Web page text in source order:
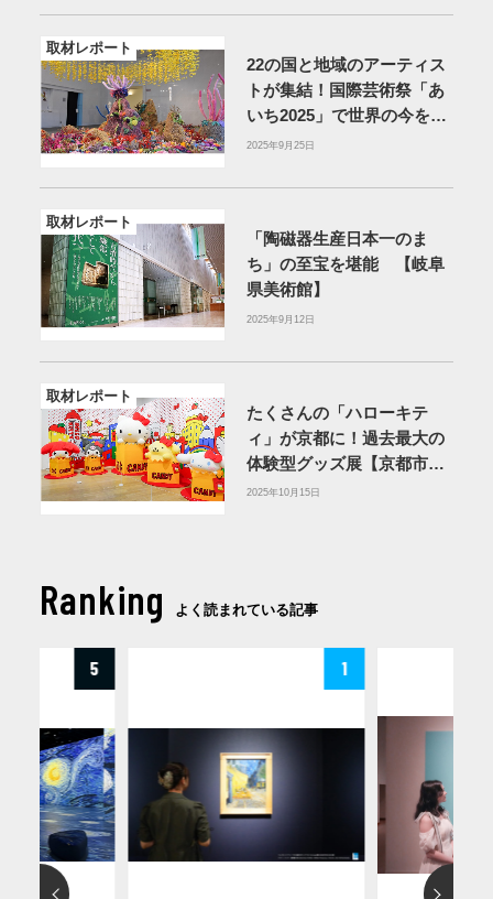
取材レポート
22の国と地域のアーティス
トが集結！国際芸術祭「あ
いち2025」で世界の今を知
る【愛知芸術文化センタ
2025年9月25日
取材レポート
「陶磁器生産日本一のま
ち」の至宝を堪能 【岐阜
県美術館】
2025年9月12日
取材レポート
たくさんの「ハローキテ
ィ」が京都に！過去最大の
体験型グッズ展【京都市京
セラ美術館】
2025年10月15日
Ranking よく読まれている記事
5 1